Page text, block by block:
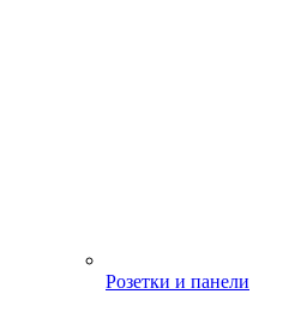
Розетки и панели